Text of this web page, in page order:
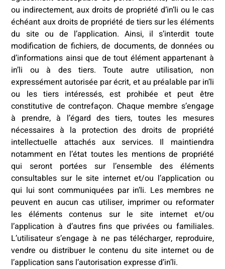
ou indirectement, aux droits de propriété d’in’li ou le cas
échéant aux droits de propriété de tiers sur les éléments
du site ou de l’application. Ainsi, il s’interdit toute
modification de fichiers, de documents, de données ou
d’informations ainsi que de tout élément appartenant à
in’li ou à des tiers. Toute autre utilisation, non
expressément autorisée par écrit, et au préalable par in’li
ou les tiers intéressés, est prohibée et peut être
constitutive de contrefaçon. Chaque membre s’engage
à prendre, à l’égard des tiers, toutes les mesures
nécessaires à la protection des droits de propriété
intellectuelle attachés aux services. Il maintiendra
notamment en l’état toutes les mentions de propriété
qui seront portées sur l’ensemble des éléments
consultables sur le site internet et/ou l’application ou
qui lui sont communiquées par in’li. Les membres ne
peuvent en aucun cas utiliser, imprimer ou reformater
les éléments contenus sur le site internet et/ou
l’application à d’autres fins que privées ou familiales.
L’utilisateur s’engage à ne pas télécharger, reproduire,
vendre ou distribuer le contenu du site internet ou de
l’application sans l’autorisation expresse d’in’li.